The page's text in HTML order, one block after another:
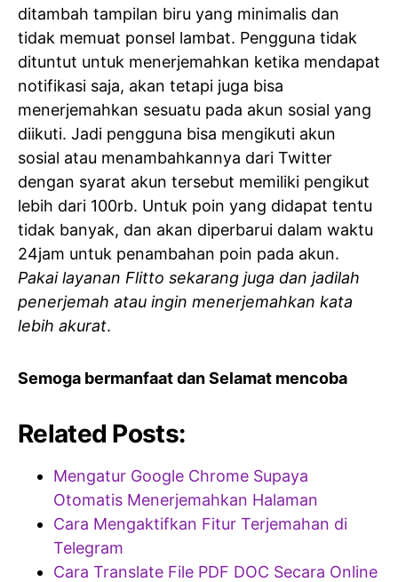
ditambah tampilan biru yang minimalis dan
tidak memuat ponsel lambat. Pengguna tidak
dituntut untuk menerjemahkan ketika mendapat
notifikasi saja, akan tetapi juga bisa
menerjemahkan sesuatu pada akun sosial yang
diikuti. Jadi pengguna bisa mengikuti akun
sosial atau menambahkannya dari Twitter
dengan syarat akun tersebut memiliki pengikut
lebih dari 100rb. Untuk poin yang didapat tentu
tidak banyak, dan akan diperbarui dalam waktu
24jam untuk penambahan poin pada akun.
Pakai layanan Flitto sekarang juga dan jadilah
penerjemah atau ingin menerjemahkan kata
lebih akurat.
Semoga bermanfaat dan Selamat mencoba
Related Posts:
Mengatur Google Chrome Supaya
Otomatis Menerjemahkan Halaman
Cara Mengaktifkan Fitur Terjemahan di
Telegram
Cara Translate File PDF DOC Secara Online